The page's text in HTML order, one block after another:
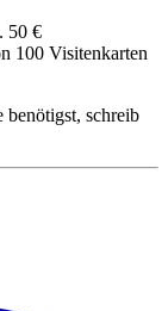
50 €
100 Visitenkarten
schreib